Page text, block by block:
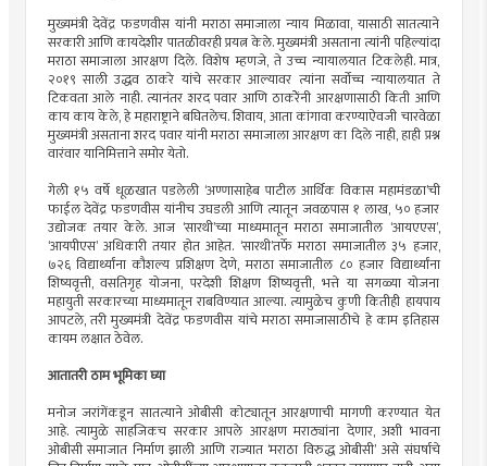
मुख्यमंत्री देवेंद्र फडणवीस यांनी मराठा समाजाला न्याय मिळावा, यासाठी सातत्याने
सरकारी आणि कायदेशीर पातळीवरही प्रयत्न केले. मुख्यमंत्री असताना त्यांनी पहिल्यांदा
मराठा समाजाला आरक्षण दिले. विशेष म्हणजे, ते उच्च न्यायालयात टिकलेही. मात्र,
२०१९ साली उद्धव ठाकरे यांचे सरकार आल्यावर त्यांना सर्वोच्च न्यायालयात ते
टिकवता आले नाही. त्यानंतर शरद पवार आणि ठाकरेेंनी आरक्षणासाठी किती आणि
काय काय केले, हे महाराष्ट्राने बघितलेच. शिवाय, आता कांगावा करण्याऐवजी चारवेळा
मुख्यमंत्री असताना शरद पवार यांनी मराठा समाजाला आरक्षण का दिले नाही, हाही प्रश्न
वारंवार यानिमित्ताने समोर येतो.
गेली १५ वर्षे धूळखात पडलेली ‘अण्णासाहेब पाटील आर्थिक विकास महामंडळा’ची
फाईल देवेंद्र फडणवीस यांनीच उघडली आणि त्यातून जवळपास १ लाख, ५० हजार
उद्योजक तयार केले. आज ‘सारथी’च्या माध्यमातून मराठा समाजातील ‘आयएएस’,
‘आयपीएस’ अधिकारी तयार होत आहेत. ‘सारथी’तर्फे मराठा समाजातील ३५ हजार,
७२६ विद्यार्थ्यांना कौशल्य प्रशिक्षण देणे, मराठा समाजातील ८० हजार विद्यार्थ्यांना
शिष्यवृत्ती, वसतिगृह योजना, परदेशी शिक्षण शिष्यवृत्ती, भत्ते या सगळ्या योजना
महायुती सरकारच्या माध्यमातून राबविण्यात आल्या. त्यामुळेच कुणी कितीही हायपाय
आपटले, तरी मुख्यमंत्री देवेंद्र फडणवीस यांचे मराठा समाजासाठीचे हे काम इतिहास
कायम लक्षात ठेवेल.
आतातरी ठाम भूमिका घ्या
मनोज जरांगेंकडून सातत्याने ओबीसी कोट्यातून आरक्षणाची मागणी करण्यात येत
आहे. त्यामुळे साहजिकच सरकार आपले आरक्षण मराठ्यांना देणार, अशी भावना
ओबीसी समाजात निर्माण झाली आणि राज्यात ‘मराठा विरुद्ध ओबीसी’ असे संघर्षाचे